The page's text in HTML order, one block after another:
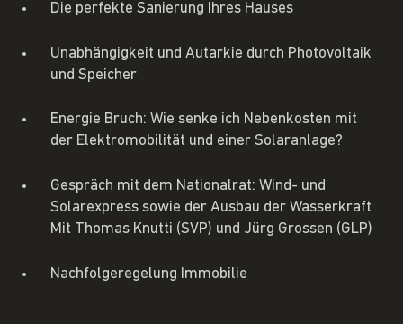
Die perfekte Sanierung Ihres Hauses
Unabhängigkeit und Autarkie durch Photovoltaik
und Speicher
Energie Bruch: Wie senke ich Nebenkosten mit
der Elektromobilität und einer Solaranlage?
Gespräch mit dem Nationalrat: Wind- und
Solarexpress sowie der Ausbau der Wasserkraft
Mit Thomas Knutti (SVP) und Jürg Grossen (GLP)
Nachfolgeregelung Immobilie